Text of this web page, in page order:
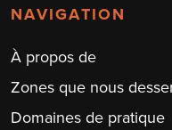
NAVIGATION
À propos de
Zones que nous
Domaines de pratique